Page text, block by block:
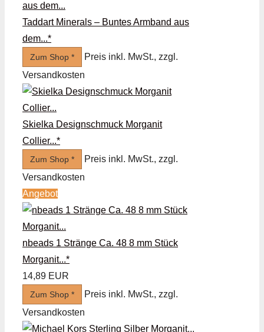
Taddart Minerals – Buntes Armband aus
dem...*
Zum Shop *
Preis inkl. MwSt., zzgl.
Versandkosten
Skielka Designschmuck Morganit
Collier...*
Zum Shop *
Preis inkl. MwSt., zzgl.
Versandkosten
Angebot
nbeads 1 Stränge Ca. 48 8 mm Stück
Morganit...*
14,89 EUR
Zum Shop *
Preis inkl. MwSt., zzgl.
Versandkosten